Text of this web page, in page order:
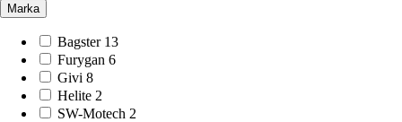
Marka
Bagster 13
Furygan 6
Givi 8
Helite 2
SW-Motech 2